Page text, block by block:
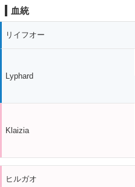
血統
リイフオー
Lyphard
Klaizia
ヒルガオ